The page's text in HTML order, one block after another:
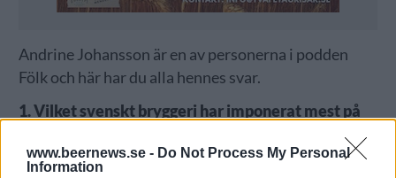
www.beernews.se - Do Not Process My Personal
Information
Andrine Johansson är en av personerna i podden
Fölk och här har du alla hennes svar.
1. Vilket svenskt bryggeri har imponerat mest på
– Duckpond fortsätter att imponera gång på gång.